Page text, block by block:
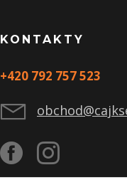
KONTAKTY
+420 792 757 523